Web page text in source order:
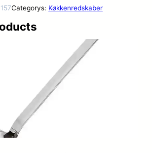
Categorys: Køkkenredskaber